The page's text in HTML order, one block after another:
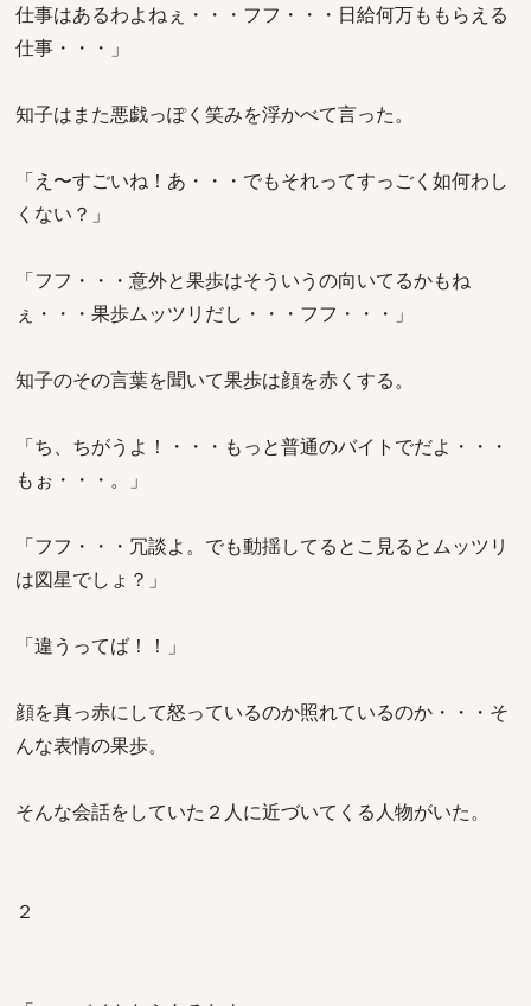
仕事はあるわよねぇ・・・フフ・・・日給何万ももらえる
仕事・・・」
知子はまた悪戯っぽく笑みを浮かべて言った。
「え〜すごいね！あ・・・でもそれってすっごく如何わし
くない？」
「フフ・・・意外と果歩はそういうの向いてるかもね
ぇ・・・果歩ムッツリだし・・・フフ・・・」
知子のその言葉を聞いて果歩は顔を赤くする。
「ち、ちがうよ！・・・もっと普通のバイトでだよ・・・
もぉ・・・。」
「フフ・・・冗談よ。でも動揺してるとこ見るとムッツリ
は図星でしょ？」
「違うってば！！」
顔を真っ赤にして怒っているのか照れているのか・・・そ
んな表情の果歩。
そんな会話をしていた２人に近づいてくる人物がいた。
２